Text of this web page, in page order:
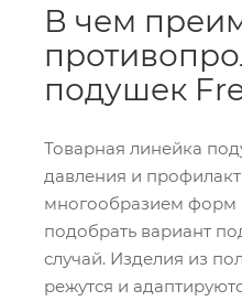
В чем
подушек
Товарная линейка
давления и
многообразием форм
подобрать вариант
случай. Изделия из
режутся и